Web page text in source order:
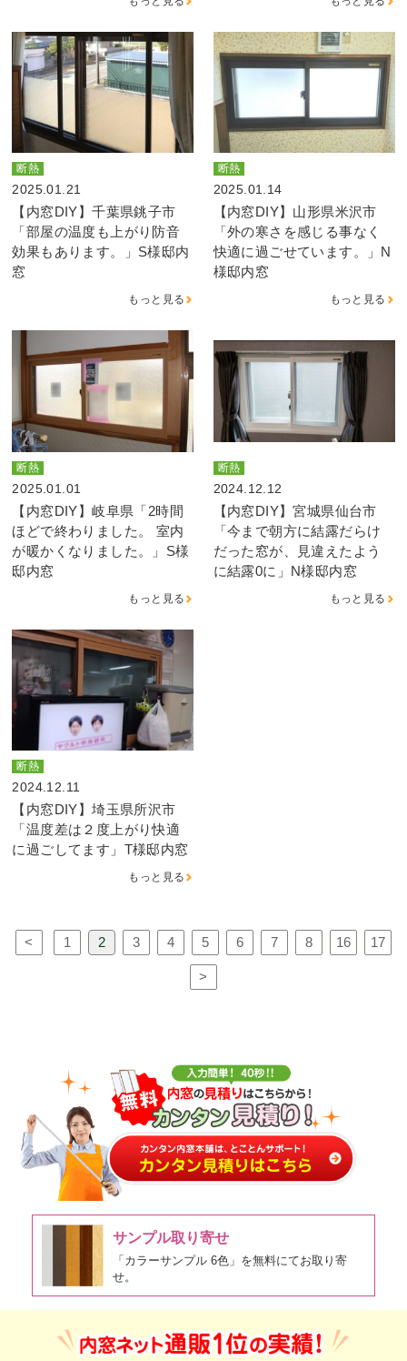
断熱
2025.01.21
【内窓DIY】千葉県銚子市
「部屋の温度も上がり防音
効果もあります。」S様邸内
窓
もっと見る
断熱
2025.01.14
【内窓DIY】山形県米沢市
「外の寒さを感じる事なく
快適に過ごせています。」N
様邸内窓
もっと見る
断熱
2025.01.01
【内窓DIY】岐阜県「2時間
ほどで終わりました。 室内
が暖かくなりました。」S様
邸内窓
もっと見る
断熱
2024.12.12
【内窓DIY】宮城県仙台市
「今まで朝方に結露だらけ
だった窓が、見違えたよう
に結露0に」N様邸内窓
もっと見る
断熱
2024.12.11
【内窓DIY】埼玉県所沢市
「温度差は２度上がり快適
に過ごしてます」T様邸内窓
もっと見る
< 1 2 3 4 5 6 7 8 16 17
>
サンプル取り寄せ
「カラーサンプル 6色」を無料にてお取り寄
せ。